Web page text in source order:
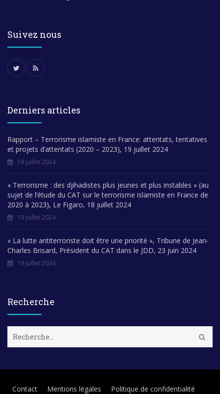
Suivez nous
Derniers articles
Rapport – Terrorisme islamiste en France: attentats, tentatives
et projets d’attentats (2020 – 2023), 19 juillet 2024
19 juillet 2024
« Terrorisme : des djihadistes plus jeunes et plus instables » (au
sujet de l’étude du CAT sur le terrorisme islamiste en France de
2020 à 2023), Le Figaro, 18 juillet 2024
19 juillet 2024
« La lutte antiterroriste doit être une priorité », Tribune de Jean-
Charles Brisard, Président du CAT dans le JDD, 23 juin 2024
19 juillet 2024
Recherche
c
e
Contact Mentions légales Politique de confidentialité